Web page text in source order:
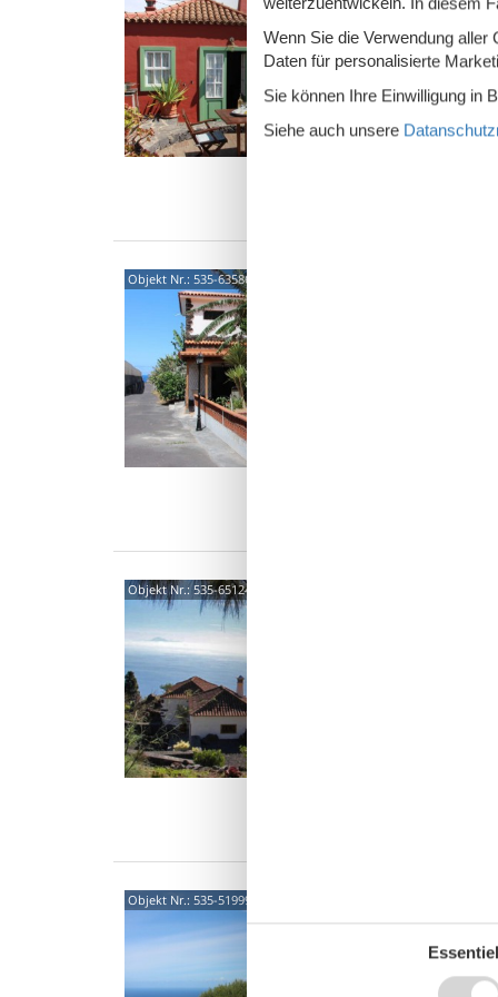
3,4
La
3
Objekt Nr.: 535-635866
Objekt Nr.:535-651247
Objekt Nr.: 535-519995
4,4
Wenn Sie die Verwendung
Daten für personalisierte
Sie können Ihre Einwilligung in
Siehe auch unsere